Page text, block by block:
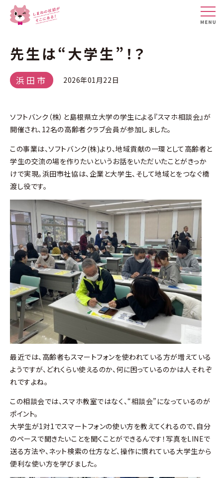
先生は“大学生”！？
浜田市 2026年01月22日
ソフトバンク（株）と島根県立大学の学生による『スマホ相談会』が
開催され、12名の高齢者クラブ会員が参加しました。
この事業は、ソフトバンク(株)より、地域貢献の一環として高齢者と
学生の交流の場を作りたいというお話をいただいたことがきっか
けで実現。浜田市社協は、企業と大学生、そして地域とをつなぐ橋
渡し役です。
最近では、高齢者もスマートフォンを使われている方が増えている
ようですが、どれくらい使えるのか、何に困っているのかは人それぞ
れですよね。
この相談会では、スマホ教室ではなく、“相談会”になっているのが
ポイント。
大学生が1対1でスマートフォンの使い方を教えてくれるので、自分
のペースで聞きたいことを聞くことができるんです！写真をLINEで
送る方法や、ネット検索の仕方など、操作に慣れている大学生から
便利な使い方を学びました。